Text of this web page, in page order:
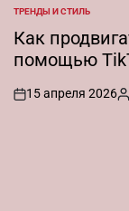
ОПУБЛИКОВАНО
В
ТРЕНДЫ И СТИЛЬ
Как
помощью
on
15 апреля 2026